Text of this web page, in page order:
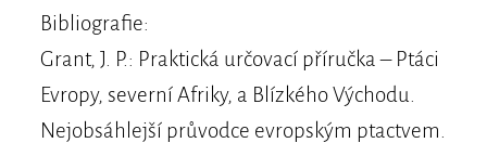
Bibliografie:
Grant, J. P.: Praktická určovací příručka – Ptáci
Evropy, severní Afriky, a Blízkého Východu.
Nejobsáhlejší průvodce evropským ptactvem.